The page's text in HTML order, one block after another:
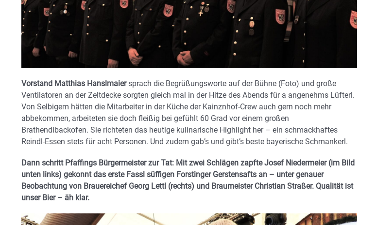
Vorstand Matthias Hanslmaiersprach die Begrüßungsworte auf der Bühne (Foto) und große
Ventilatoren an der Zeltdecke sorgten gleich mal in der Hitze des Abends für a angenehms Lüfterl.
Von Selbigem hätten die Mitarbeiter in der Küche der Kainznhof-Crew auch gern noch mehr
abbekommen, arbeiteten sie doch fleißig bei gefühlt 60 Grad vor einem großen
Brathendlbackofen. Sie richteten das heutige kulinarische Highlight her – ein schmackhaftes
Reindl-Essen stets für acht Personen. Und zudem gab’s und gibt’s beste bayerische Schmankerl.
Dann schritt Pfaffings Bürgermeister zur Tat: Mit zwei Schlägen zapfte Josef Niedermeier (im Bild
unten links) gekonnt das erste Fassl süffigen Forstinger Gerstensafts an – unter genauer
Beobachtung von Brauereichef Georg Lettl (rechts) und Braumeister Christian Straßer. Qualität ist
unser Bier – äh klar.